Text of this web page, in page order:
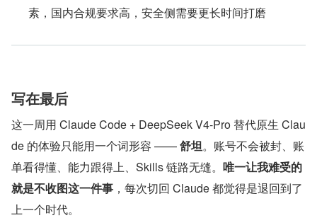
素，国内合规要求高，安全侧需要更长时间打磨
写在最后
这一周用 Claude Code + DeepSeek V4-Pro 替代原生 Clau
de 的体验只能用一个词形容 —— 舒坦。账号不会被封、账
单看得懂、能力跟得上、Skills 链路无缝。 唯一让我难受的
就是不收图这一件事 ，每次切回 Claude 都觉得是退回到了
上一个时代。